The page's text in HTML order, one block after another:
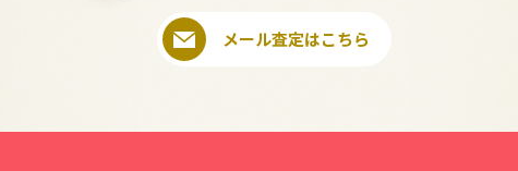
メール査定はこちら